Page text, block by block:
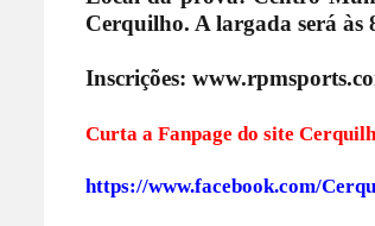
Cerquilho. A largada será às
Inscrições:
Curta a Fanpage do
https://www.facebook.com/